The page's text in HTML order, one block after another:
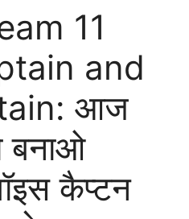
11
and
आज
बनाओ
कैप्टन